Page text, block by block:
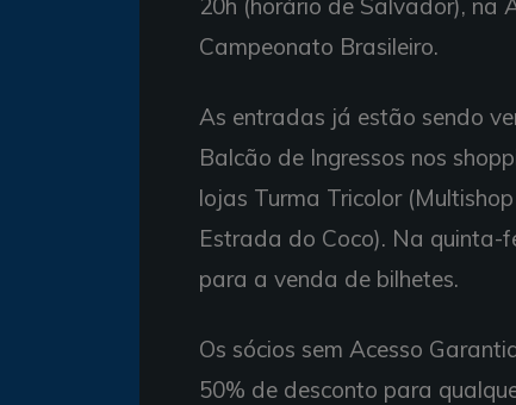
20h (horário de Salvador), na
Campeonato Brasileiro.
As entradas já estão sendo
Balcão de Ingressos nos
lojas Turma Tricolor
Estrada do Coco). Na quinta-
para a venda de bilhetes.
Os sócios sem Acesso
50% de desconto para